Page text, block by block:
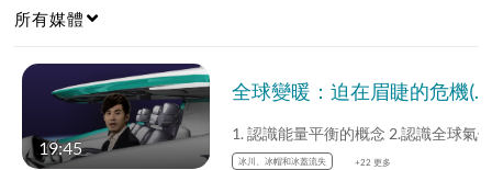
所有媒體
19:45
全球變暖：迫在眉睫的危機(一) (中文字幕可供選擇)
冰川、冰帽和冰蓋流失 +22 更多